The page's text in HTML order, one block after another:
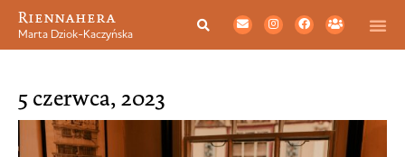
Riennahera
Marta Dziok-Kaczyńska
5 czerwca, 2023